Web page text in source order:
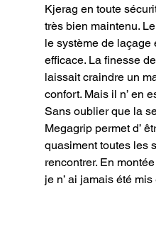
Kjerag en toute
très bien maintenu.
le système de laçage
efficace. La finesse
laissait craindre un
confort. Mais il n’ en
Sans oublier que la
Megagrip permet d’
quasiment toutes les
rencontrer. En
je n’ ai jamais été